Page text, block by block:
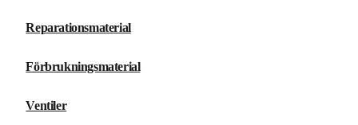
Reparationsmaterial
Förbrukningsmaterial
Ventiler